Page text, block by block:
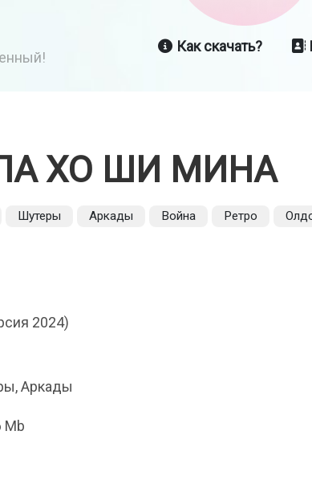
Как скачать?
ХО ШИ МИНА
Шутеры Аркады Война Ретро
2024)
Аркады
Mb